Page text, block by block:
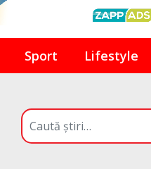
Sport Lifestyle